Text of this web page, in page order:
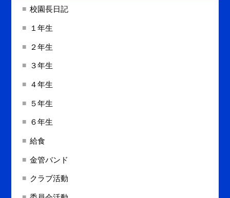
校園長日記
１年生
２年生
３年生
４年生
５年生
６年生
給食
金管バンド
クラブ活動